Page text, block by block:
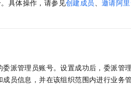
具体操作，请参见创建成员 、邀请阿
派管理员账号。设置成功后，委派管
员信息，并在该组织范围内进行业务管